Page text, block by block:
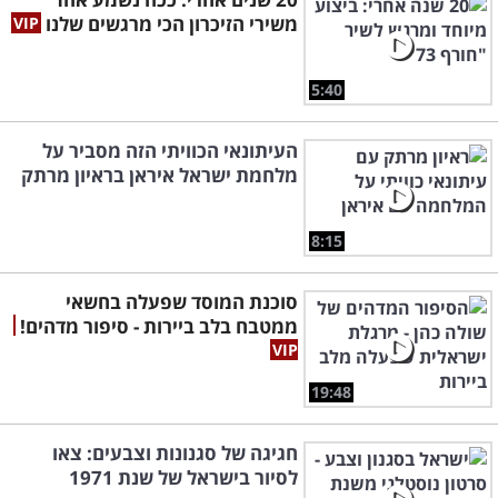
5:40
משירי הזיכרון הכי מרגשים שלנו
8:15
העיתונאי הכוויתי הזה מסביר על
מלחמת ישראל איראן בראיון מרתק
19:48
סוכנת המוסד שפעלה בחשאי
ממטבח בלב ביירות - סיפור מדהים!
חגיגה של סגנונות וצבעים: צאו
לסיור בישראל של שנת 1971